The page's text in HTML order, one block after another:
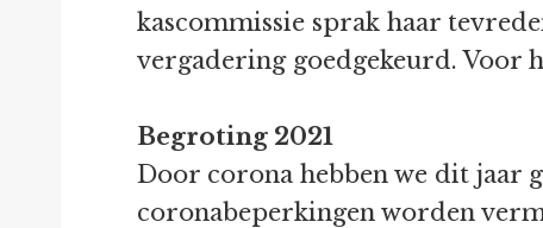
kascommissie sprak haar
vergadering goedgekeurd. Voor
Begroting 2021
Door corona hebben we dit jaar
coronabeperkingen worden